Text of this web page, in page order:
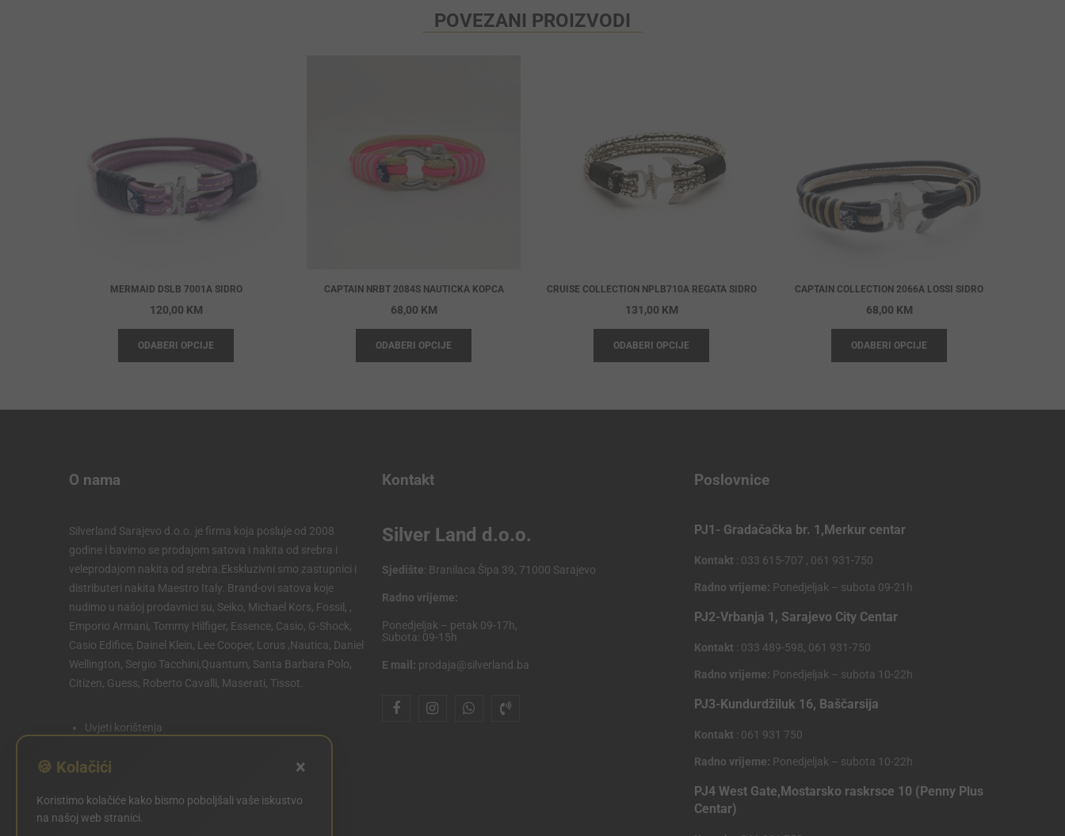
POVEZANI PROIZVODI
MERMAID DSLB 7001A SIDRO
120,00 KM
ODABERI OPCIJE
CAPTAIN NRBT 2084S NAUTICKA KOPCA
68,00 KM
ODABERI OPCIJE
CRUISE COLLECTION NPLB710A REGATA SIDRO
131,00 KM
ODABERI OPCIJE
CAPTAIN COLLECTION 2066A LOSSI SIDRO
68,00 KM
ODABERI OPCIJE
O nama
Silverland Sarajevo d.o.o. je firma koja posluje od 2008
godine i bavimo se prodajom satova i nakita od srebra i
veleprodajom nakita od srebra.Ekskluzivni smo zastupnici i
distributeri nakita Maestro Italy. Brand-ovi satova koje
nudimo u našoj prodavnici su, Seiko, Michael Kors, Fossil, ,
Emporio Armani, Tommy Hilfiger, Essence, Casio, G-Shock,
Casio Edifice, Dainel Klein, Lee Cooper, Lorus ,Nautica, Daniel
Wellington, Sergio Tacchini,Quantum, Santa Barbara Polo,
Citizen, Guess, Roberto Cavalli, Maserati, Tissot.
Uvjeti korištenja
Politika kolačića
POSTAVKE KOLAČIĆA
Kontakt
Silver Land d.o.o.
Sjedište: Branilaca Šipa 39, 71000 Sarajevo
Radno vrijeme:
Ponedjeljak – petak 09-17h,
Subota: 09-15h
E mail: prodaja@silverland.ba
Poslovnice
PJ1- Gradačačka br. 1,Merkur centar
Kontakt : 033 615-707 , 061 931-750
Radno vrijeme: Ponedjeljak – subota 09-21h
PJ2-Vrbanja 1, Sarajevo City Centar
Kontakt : 033 489-598, 061 931-750
Radno vrijeme: Ponedjeljak – subota 10-22h
PJ3-Kundurdžiluk 16, Baščarsija
Kontakt : 061 931 750
Radno vrijeme: Ponedjeljak – subota 10-22h
PJ4 West Gate,Mostarsko raskrsce 10 (Penny Plus
Centar)
🍪 Kolačići ×
Koristimo kolačiće kako bismo poboljšali vaše iskustvo
na našoj web stranici.